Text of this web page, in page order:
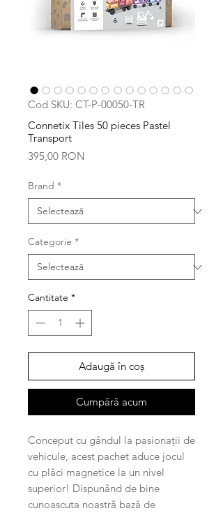
Cod SKU: CT-P-00050-TR
Connetix Tiles 50 pieces Pastel
Transport
395,00 RON
Brand *
Categorie *
Cantitate *
Adaugă în coș
Cumpără acum
Conceput cu gândul la pasionații de
vehicule, acest pachet aduce jocul
cu plăci magnetice la un nivel
superior! Dispunând de bine
cunoascuta noastră bază de